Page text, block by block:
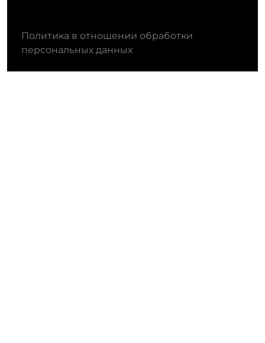
Политика в отношении обработки
персональных данных